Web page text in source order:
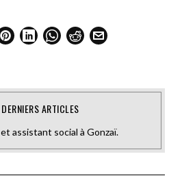
DERNIERS ARTICLES
assistant social à Gonzaï.